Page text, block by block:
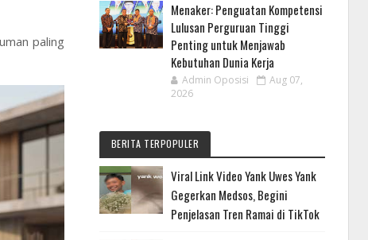
paling
Menaker: Penguatan Kompetensi
Lulusan Perguruan Tinggi
Penting untuk Menjawab
Kebutuhan Dunia Kerja
Admin Oposisi
Aug 07,
2026
BERITA TERPOPULER
Viral Link Video Yank Uwes Yank
Gegerkan Medsos, Begini
Penjelasan Tren Ramai di TikTok